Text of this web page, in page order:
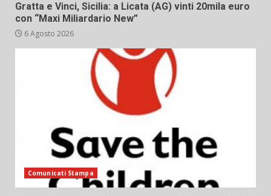
Gratta e Vinci, Sicilia: a Licata (AG) vinti 20mila euro
con “Maxi Miliardario New”
6 Agosto 2026
Comunicati Stampa